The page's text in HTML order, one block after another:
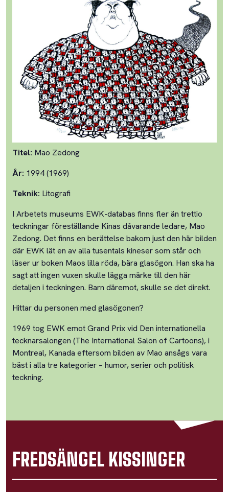
Titel: Mao Zedong
År: 1994 (1969)
Teknik: Litografi
I Arbetets museums EWK-databas finns fler än trettio
teckningar föreställande Kinas dåvarande ledare, Mao
Zedong. Det finns en berättelse bakom just den här bilden
där EWK lät en av alla tusentals kineser som står och
läser ur boken Maos lilla röda, bära glasögon. Han ska ha
sagt att ingen vuxen skulle lägga märke till den här
detaljen i teckningen. Barn däremot, skulle se det direkt.
Hittar du personen med glasögonen?
1969 tog EWK emot Grand Prix vid Den internationella
tecknarsalongen (The International Salon of Cartoons), i
Montreal, Kanada eftersom bilden av Mao ansågs vara
bäst i alla tre kategorier – humor, serier och politisk
teckning.
FREDSÄNGEL KISSINGER